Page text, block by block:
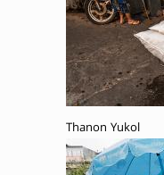
Thanon Yukol